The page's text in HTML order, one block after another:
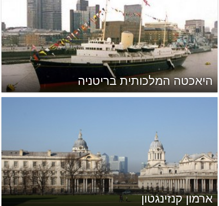
היאכטה המלכותית בריטניה
ארמון קנזינגטון